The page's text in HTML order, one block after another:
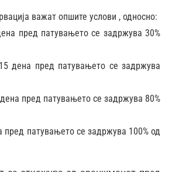
важат опшите услови , односно:
пред патувањето се задржува 30%
дена пред патувањето се задржува
пред патувањето се задржува 80%
пред патувањето се задржува 100% од